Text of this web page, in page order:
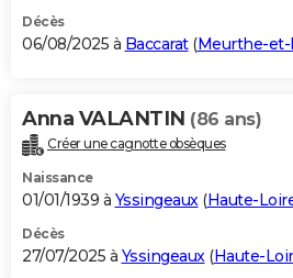
Décès
06/08/2025 à Baccarat(Meurthe-et-
Anna VALANTIN (86 ans)
Créer une cagnotte obsèques
Naissance
01/01/1939 à Yssingeaux(Haute-
Décès
27/07/2025 à Yssingeaux(Haute-